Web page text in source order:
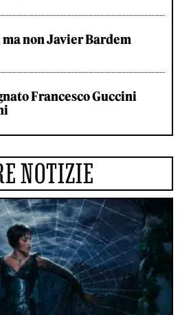
non Javier Bardem
Francesco Guccini
NOTIZIE